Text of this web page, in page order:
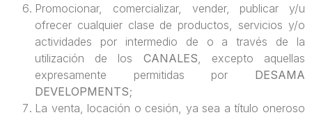
Promocionar, comercializar, vender, publicar y/u
ofrecer cualquier clase de productos, servicios y/o
actividades por intermedio de o a través de la
utilización de los CANALES , excepto aquellas
expresamente permitidas por DESAMA
DEVELOPMENTS;
La venta, locación o cesión, ya sea a título oneroso